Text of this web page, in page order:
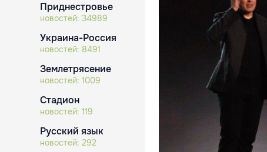
Приднестровье
новостей: 34989
Украина-Россия
новостей: 8491
Землетрясение
новостей: 1009
Стадион
новостей: 119
Русский язык
новостей: 292